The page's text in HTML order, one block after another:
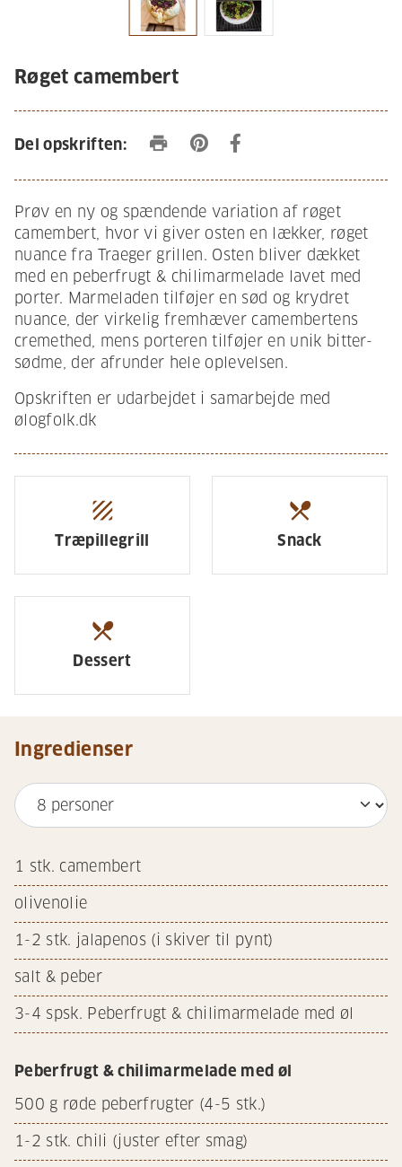
Røget camembert
Del opskriften: print
Prøv en ny og spændende variation af røget
camembert, hvor vi giver osten en lækker, røget
nuance fra Traeger grillen. Osten bliver dækket
med en peberfrugt & chilimarmelade lavet med
porter. Marmeladen tilføjer en sød og krydret
nuance, der virkelig fremhæver camembertens
cremethed, mens porteren tilføjer en unik bitter-
sødme, der afrunder hele oplevelsen.
Opskriften er udarbejdet i samarbejde med
ølogfolk.dk
texture
Træpillegrill
restaurant_menu
Snack
restaurant_menu
Dessert
Ingredienser
1 stk. camembert
olivenolie
1-2 stk. jalapenos (i skiver til pynt)
salt & peber
3-4 spsk. Peberfrugt & chilimarmelade med øl
Peberfrugt & chilimarmelade med øl
500 g røde peberfrugter (4-5 stk.)
1-2 stk. chili (juster efter smag)